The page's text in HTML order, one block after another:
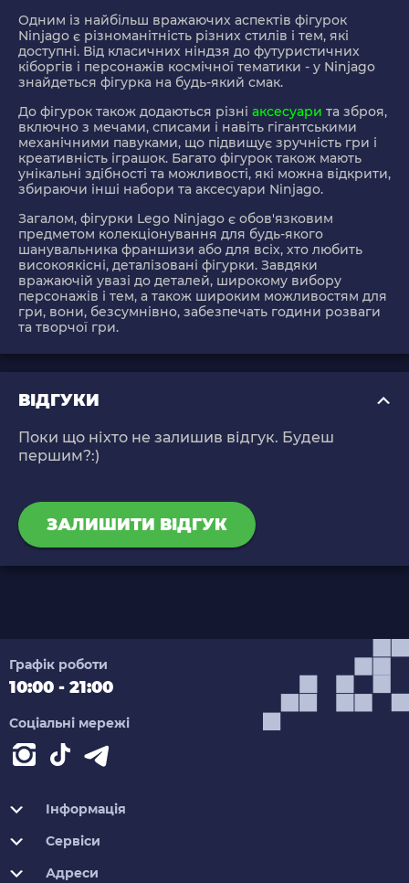
Одним із найбільш вражаючих аспектів фігурок
Ninjago є різноманітність різних стилів і тем, які
доступні. Від класичних ніндзя до футуристичних
кіборгів і персонажів космічної тематики - у Ninjago
знайдеться фігурка на будь-який смак.
До фігурок також додаються різні аксесуари та зброя,
включно з мечами, списами і навіть гігантськими
механічними павуками, що підвищує зручність гри і
креативність іграшок. Багато фігурок також мають
унікальні здібності та можливості, які можна відкрити,
збираючи інші набори та аксесуари Ninjago.
Загалом, фігурки Lego Ninjago є обов'язковим
предметом колекціонування для будь-якого
шанувальника франшизи або для всіх, хто любить
високоякісні, деталізовані фігурки. Завдяки
вражаючій увазі до деталей, широкому вибору
персонажів і тем, а також широким можливостям для
гри, вони, безсумнівно, забезпечать години розваги
та творчої гри.
ВІДГУКИ
Поки що ніхто не залишив відгук. Будеш
першим?:)
ЗАЛИШИТИ ВІДГУК
Графік роботи
10:00 - 21:00
Соціальні мережі
Інформація
Сервіси
Адреси